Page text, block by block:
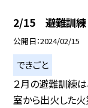
2/15 避難訓練
公開日 2024/02/15
できごと
２月の避難訓練は
室から出火した